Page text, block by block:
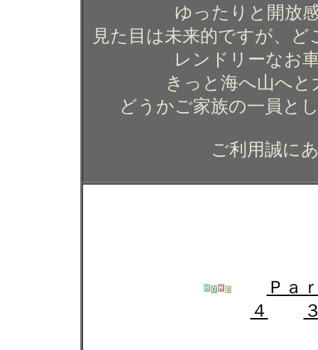
ゆったりと開放
見た目は未来的ですが、
レンドリーなお
きっと海へ山へ
どうかご家族の一員と
ご利用誠に
Ｐａ
４